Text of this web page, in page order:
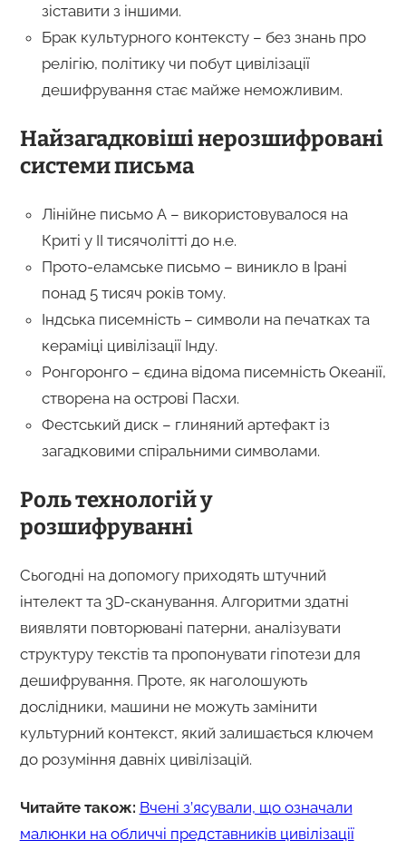
зіставити з іншими.
Брак культурного контексту – без знань про
релігію, політику чи побут цивілізації
дешифрування стає майже неможливим.
Найзагадковіші нерозшифровані
системи письма
Лінійне письмо А – використовувалося на
Криті у II тисячолітті до н.е.
Прото-еламське письмо – виникло в Ірані
понад 5 тисяч років тому.
Індська писемність – символи на печатках та
кераміці цивілізації Інду.
Ронгоронго – єдина відома писемність Океанії,
створена на острові Пасхи.
Фестський диск – глиняний артефакт із
загадковими спіральними символами.
Роль технологій у
розшифруванні
Сьогодні на допомогу приходять штучний
інтелект та 3D-сканування. Алгоритми здатні
виявляти повторювані патерни, аналізувати
структуру текстів та пропонувати гіпотези для
дешифрування. Проте, як наголошують
дослідники, машини не можуть замінити
культурний контекст, який залишається ключем
до розуміння давніх цивілізацій.
Читайте також: Вчені з’ясували, що означали
малюнки на обличчі представників цивілізації